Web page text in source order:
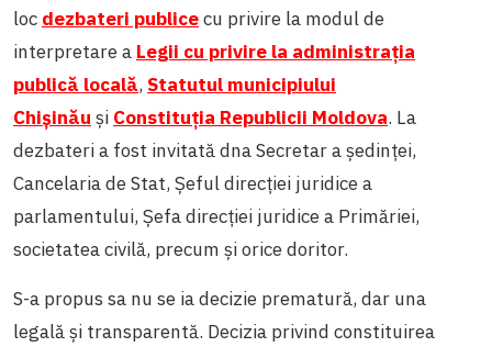
loc dezbateri publicecu privire la modul de
interpretare a Legii cu privire la administrația
publică locală, Statutul municipiului
Chișinău și Constituția Republicii Moldova. La
dezbateri a fost invitată dna Secretar a ședinței,
Cancelaria de Stat, Șeful direcției juridice a
parlamentului, Șefa direcției juridice a Primăriei,
societatea civilă, precum și orice doritor.
S-a propus sa nu se ia decizie prematură, dar una
legală și transparentă. Decizia privind constituirea